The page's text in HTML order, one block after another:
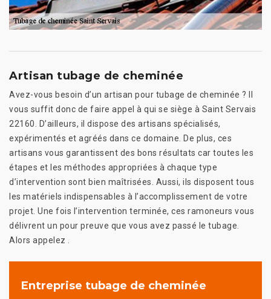
Artisan tubage de cheminée
Avez-vous besoin d’un artisan pour tubage de cheminée ? Il
vous suffit donc de faire appel à qui se siège à Saint Servais
22160. D’ailleurs, il dispose des artisans spécialisés,
expérimentés et agréés dans ce domaine. De plus, ces
artisans vous garantissent des bons résultats car toutes les
étapes et les méthodes appropriées à chaque type
d’intervention sont bien maîtrisées. Aussi, ils disposent tous
les matériels indispensables à l’accomplissement de votre
projet. Une fois l’intervention terminée, ces ramoneurs vous
délivrent un pour preuve que vous avez passé le tubage.
Alors appelez .
Entreprise tubage de cheminée